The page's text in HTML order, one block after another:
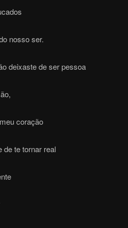
nosso ser.
deixaste de ser pessoa
coração
de te tornar real